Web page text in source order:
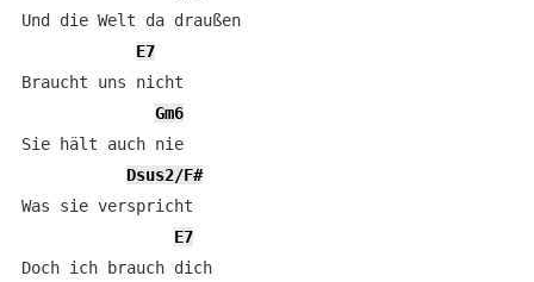
Und die Welt da draußen
E7
Braucht uns nicht
Gm6
Sie hält auch nie
Dsus2/F#
Was sie verspricht
E7
Doch ich brauch dich